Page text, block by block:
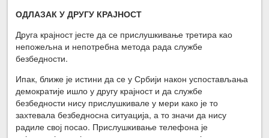
ОДЛАЗАК У ДРУГУ КРАЈНОСТ
Друга крајност јесте да се прислушкивање третира као
непожељна и непотребна метода рада службе
безбедности.
Ипак, ближе је истини да се у Србији након успостављања
демократије ишло у другу крајност и да службе
безбедности нису прислушкивале у мери како је то
захтевала безбедносна ситуација, а то значи да нису
радиле свој посао. Прислушкивање телефона је